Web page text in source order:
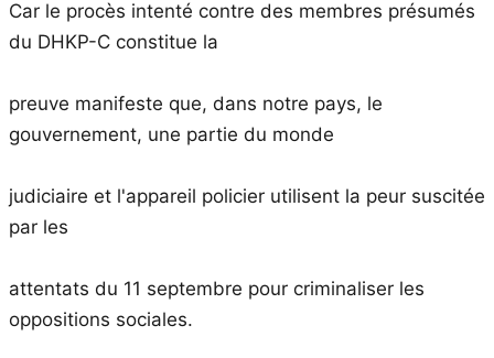
Car le procès intenté contre des membres présumés
du DHKP-C constitue la
preuve manifeste que, dans notre pays, le
gouvernement, une partie du monde
judiciaire et l'appareil policier utilisent la peur suscitée
par les
attentats du 11 septembre pour criminaliser les
oppositions sociales.